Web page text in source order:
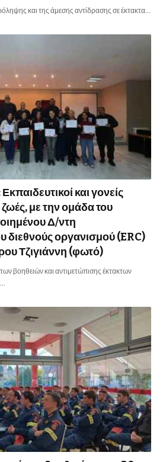
και της άμεσης αντίδρασης σε έκτακτα…
και γονείς
με την ομάδα του
Δ/ντη
οργανισμού (ERC)
Τζιγιάννη (φωτό)
βοηθειών και αντιμετώπισης έκτακτων